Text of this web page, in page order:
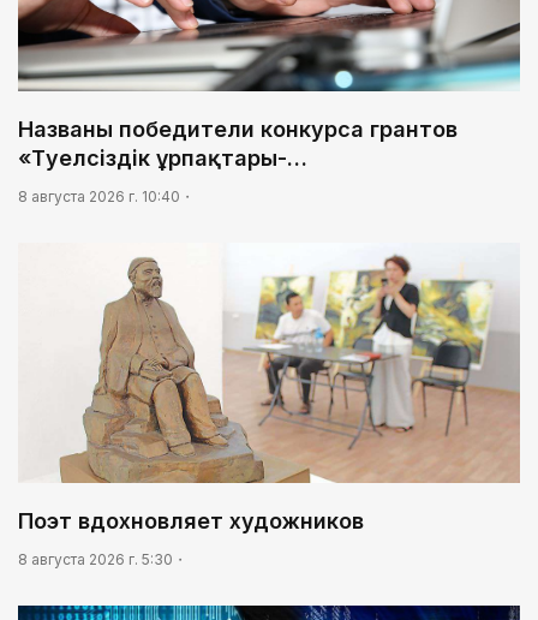
Названы победители конкурса грантов
«Тәуелсіздік ұрпақтары-…
8 августа 2026 г. 10:40
Поэт вдохновляет художников
8 августа 2026 г. 5:30